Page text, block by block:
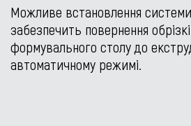
Можливе встановлення системи
забезпечить повернення
формувального столу до
автоматичному режимі.